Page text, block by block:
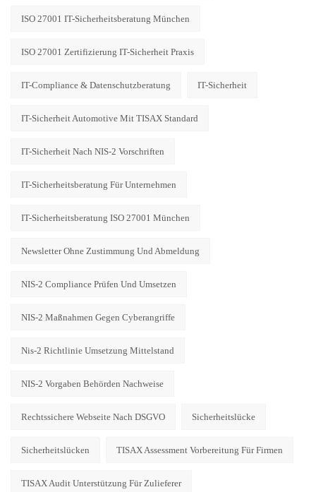
ISO 27001 IT-Sicherheitsberatung München
ISO 27001 Zertifizierung IT-Sicherheit Praxis
IT-Compliance & Datenschutzberatung IT-Sicherheit
IT-Sicherheit Automotive Mit TISAX Standard
IT-Sicherheit Nach NIS-2 Vorschriften
IT-Sicherheitsberatung Für Unternehmen
IT-Sicherheitsberatung ISO 27001 München
Newsletter Ohne Zustimmung Und Abmeldung
NIS-2 Compliance Prüfen Und Umsetzen
NIS-2 Maßnahmen Gegen Cyberangriffe
Nis-2 Richtlinie Umsetzung Mittelstand
NIS-2 Vorgaben Behörden Nachweise
Rechtssichere Webseite Nach DSGVO Sicherheitslücke
Sicherheitslücken TISAX Assessment Vorbereitung Für Firmen
TISAX Audit Unterstützung Für Zulieferer